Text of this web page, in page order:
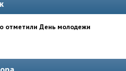
отметили День молодежи